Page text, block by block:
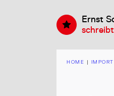
Ernst
HOME |